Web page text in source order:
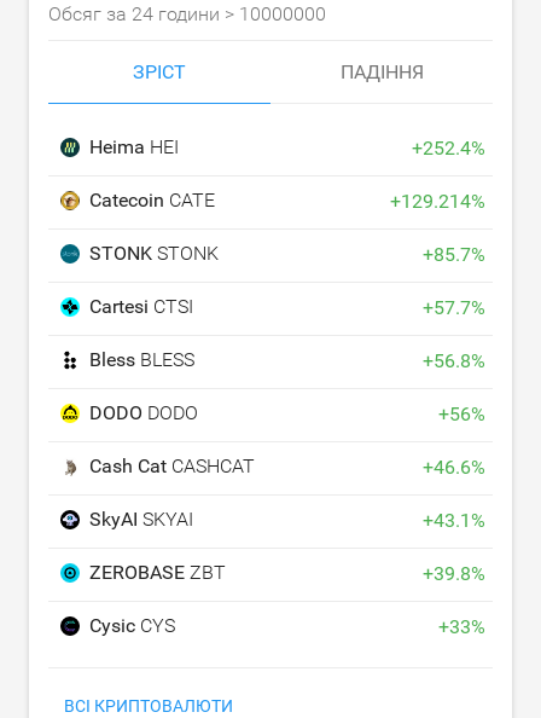
Обсяг за 24 години > 10000000
ЗРІСТ ПАДІННЯ
Heima HEI +252.4%
Catecoin CATE +129.214%
STONK STONK +85.7%
Cartesi CTSI +57.7%
Bless BLESS +56.8%
DODO DODO +56%
Cash Cat CASHCAT +46.6%
SkyAI SKYAI +43.1%
ZEROBASE ZBT +39.8%
Cysic CYS +33%
ВСІ КРИПТОВАЛЮТИ